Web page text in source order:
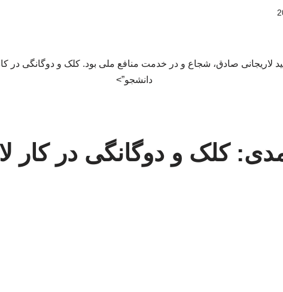
صادق، شجاع و در خدمت منافع ملی بود. کلک و دوگانگی در
دانشجو”>
کلک و دوگانگی در کار